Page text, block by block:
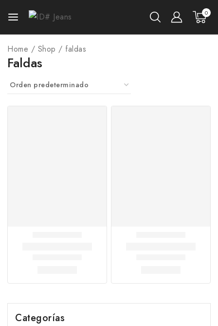
0
Home / Shop / faldas
Faldas
Categorías